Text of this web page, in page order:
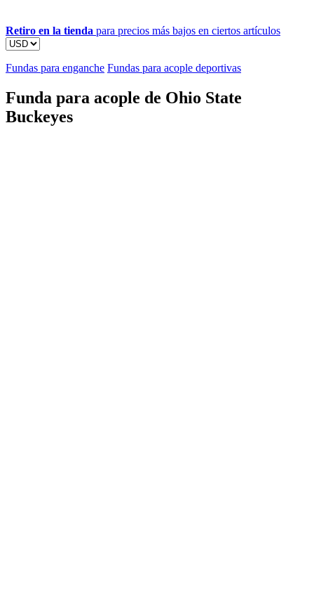
Retiro en la tienda para precios más bajos en ciertos artículos
Fundas para enganche Fundas para acople deportivas
Funda para acople de Ohio State
Buckeyes